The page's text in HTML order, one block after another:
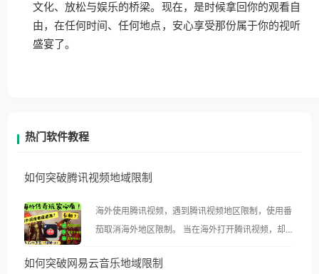
文化、放松与娱乐的桥梁。现在，是时候拿回你的观看自
由，在任何时间、任何地点，安心享受那份属于你的视听
盛宴了。
热门软件教程
如何突破腾讯视频地域限制
海外使用腾讯视频，遇到腾讯视频地区限制，使用番
茄取消海外地区限制。 当在海外打开腾讯视频，却突
示语。 海外用户如香港、澳门、台湾、美国、加拿
如何突破网易云音乐地域限制